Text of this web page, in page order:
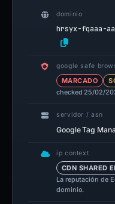
dominio
hrsyx-fqaaa-
google safe
MARCADO
checked 25/02/
servidor / asn
Google Tag
ip context
CDN SHARED
La reputación de
dominio.